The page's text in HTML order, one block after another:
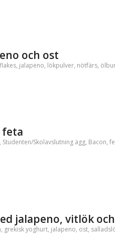
och ost
, jalapeno, lökpulver, nötfärs,
feta
Studenten/Skolavslutning ägg, Bacon,
jalapeno, vitlök
, grekisk yoghurt, jalapeno, ost,